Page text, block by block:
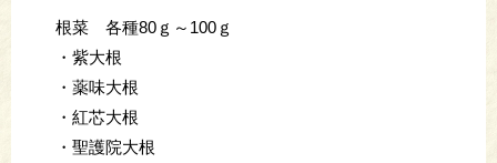
根菜 各種80ｇ～100ｇ
・紫大根
・薬味大根
・紅芯大根
・聖護院大根